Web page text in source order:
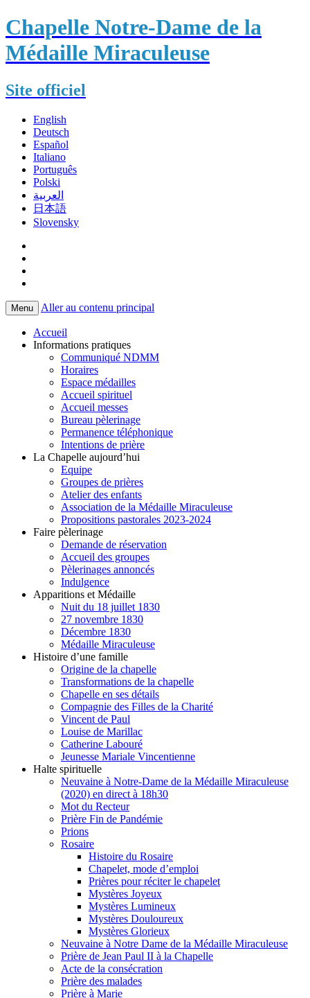
Chapelle Notre-Dame de la
Médaille Miraculeuse
Site officiel
English
Deutsch
Español
Italiano
Português
Polski
العربية
日本語
Slovensky
Menu Aller au contenu principal
Accueil
Informations pratiques
Communiqué NDMM
Horaires
Espace médailles
Accueil spirituel
Accueil messes
Bureau pèlerinage
Permanence téléphonique
Intentions de prière
La Chapelle aujourd’hui
Equipe
Groupes de prières
Atelier des enfants
Association de la Médaille Miraculeuse
Propositions pastorales 2023-2024
Faire pèlerinage
Demande de réservation
Accueil des groupes
Pèlerinages annoncés
Indulgence
Apparitions et Médaille
Nuit du 18 juillet 1830
27 novembre 1830
Décembre 1830
Médaille Miraculeuse
Histoire d’une famille
Origine de la chapelle
Transformations de la chapelle
Chapelle en ses détails
Compagnie des Filles de la Charité
Vincent de Paul
Louise de Marillac
Catherine Labouré
Jeunesse Mariale Vincentienne
Halte spirituelle
Neuvaine à Notre-Dame de la Médaille Miraculeuse
(2020) en direct à 18h30
Mot du Recteur
Prière Fin de Pandémie
Prions
Rosaire
Histoire du Rosaire
Chapelet, mode d’emploi
Prières pour réciter le chapelet
Mystères Joyeux
Mystères Lumineux
Mystères Douloureux
Mystères Glorieux
Neuvaine à Notre Dame de la Médaille Miraculeuse
Prière de Jean Paul II à la Chapelle
Acte de la consécration
Prière des malades
Prière à Marie